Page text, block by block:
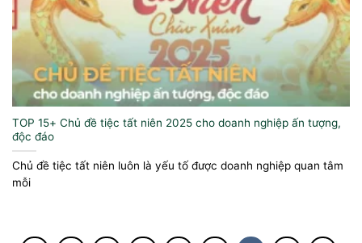
TOP 15+ Chủ đề tiệc tất niên 2025 cho doanh nghiệp ấn tượng,
độc đáo
Chủ đề tiệc tất niên luôn là yếu tố được doanh nghiệp quan tâm
mỗi